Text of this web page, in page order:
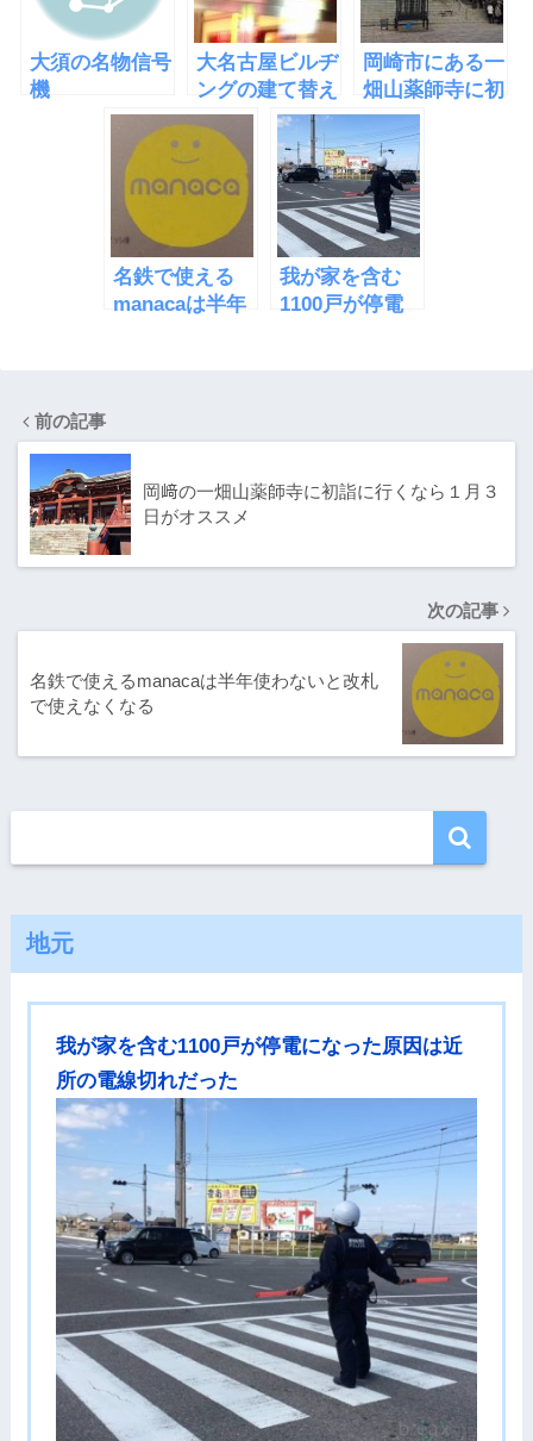
大須の名物信号
機
大名古屋ビルヂ
ングの建て替え
で地下のどんぶ
りキッチンが閉
店
岡崎市にある一
畑山薬師寺に初
詣に行ってきた
名鉄で使える
manacaは半年
我が家を含む
1100戸が停電
前の記事
岡﨑の一畑山薬師寺に初詣に行くなら１月３
日がオススメ
次の記事
名鉄で使えるmanacaは半年使わないと改札
で使えなくなる
地元
我が家を含む1100戸が停電になった原因は近
所の電線切れだった